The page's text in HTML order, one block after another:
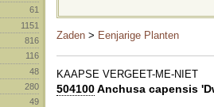
61
1151
816
116
48
280
49
Zaden > Eenjarige Planten
KAAPSE VERGEET-ME-NIET
504100Anchusa capensis